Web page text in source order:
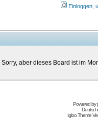
Einloggen,
Sorry, aber dieses Board ist im
Powered by
Igloo Theme